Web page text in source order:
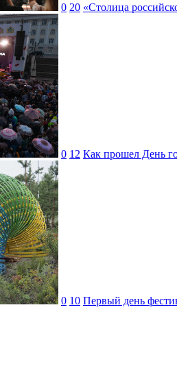
0 20 «Столица
0 12 Как прошел День
0 10 Первый день